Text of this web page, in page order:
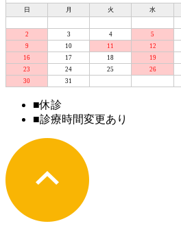
日
月 火 水
2
3 4 5
9
10 11 12
16
17 18 19
23
24 25 26
30
31
■休診
■診療時間変更あり